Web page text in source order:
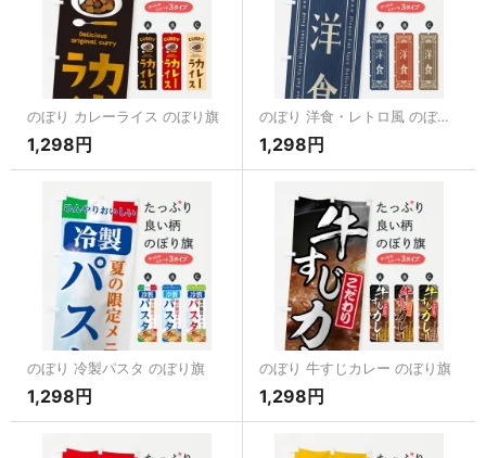
のぼり カレーライス のぼり旗
1,298円
のぼり 洋食・レトロ風 のぼり旗
1,298円
のぼり 冷製パスタ のぼり旗
1,298円
のぼり 牛すじカレー のぼり旗
1,298円